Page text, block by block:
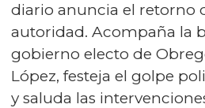
diario anuncia el retorno
autoridad. Acompaña la
gobierno electo de
López, festeja el golpe
y saluda las